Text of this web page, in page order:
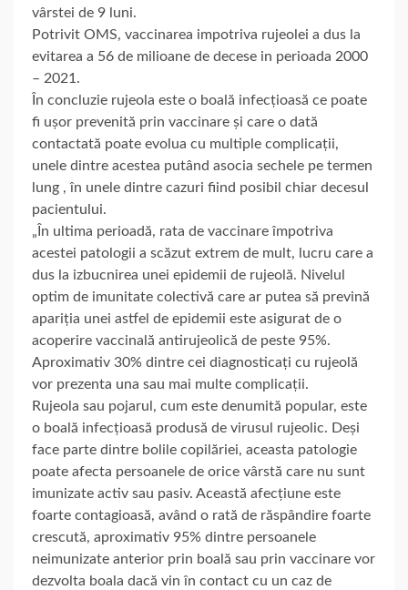
vârstei de 9 luni.
Potrivit OMS, vaccinarea impotriva rujeolei a dus la
evitarea a 56 de milioane de decese in perioada 2000
– 2021.
În concluzie rujeola este o boală infecțioasă ce poate
fi ușor prevenită prin vaccinare și care o dată
contactată poate evolua cu multiple complicații,
unele dintre acestea putând asocia sechele pe termen
lung , în unele dintre cazuri fiind posibil chiar decesul
pacientului.
„În ultima perioadă, rata de vaccinare împotriva
acestei patologii a scăzut extrem de mult, lucru care a
dus la izbucnirea unei epidemii de rujeolă. Nivelul
optim de imunitate colectivă care ar putea să prevină
apariția unei astfel de epidemii este asigurat de o
acoperire vaccinală antirujeolică de peste 95%.
Aproximativ 30% dintre cei diagnosticați cu rujeolă
vor prezenta una sau mai multe complicații.
Rujeola sau pojarul, cum este denumită popular, este
o boală infecțioasă produsă de virusul rujeolic. Deși
face parte dintre bolile copilăriei, aceasta patologie
poate afecta persoanele de orice vârstă care nu sunt
imunizate activ sau pasiv. Această afecțiune este
foarte contagioasă, având o rată de răspândire foarte
crescută, aproximativ 95% dintre persoanele
neimunizate anterior prin boală sau prin vaccinare vor
dezvolta boala dacă vin în contact cu un caz de